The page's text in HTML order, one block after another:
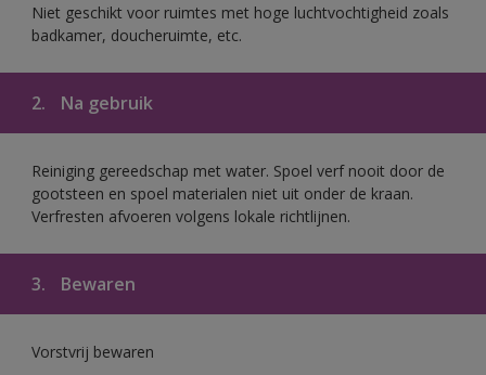
Niet geschikt voor ruimtes met hoge luchtvochtigheid zoals
badkamer, doucheruimte, etc.
2. Na gebruik
Reiniging gereedschap met water. Spoel verf nooit door de
gootsteen en spoel materialen niet uit onder de kraan.
Verfresten afvoeren volgens lokale richtlijnen.
3. Bewaren
Vorstvrij bewaren